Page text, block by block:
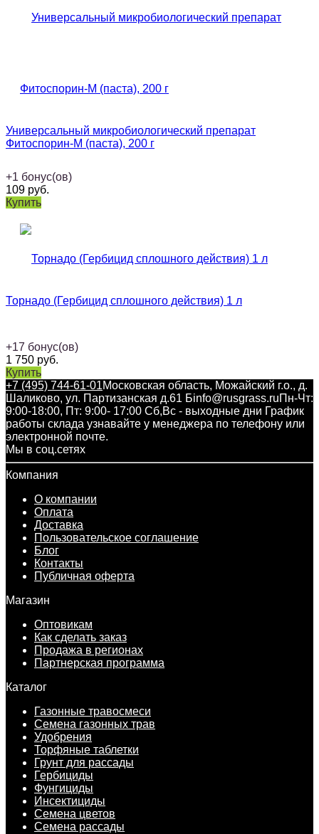
Универсальный микробиологический препарат
Фитоспорин-М (паста), 200 г
+1 бонус(ов)
109 руб.
Купить
Торнадо (Гербицид сплошного действия) 1 л
+17 бонус(ов)
1 750 руб.
Купить
+7 (495) 744-61-01Московская область, Можайский г.о., д.
Шаликово, ул. Партизанская д.61 Бinfo@rusgrass.ruПн-Чт:
9:00-18:00, Пт: 9:00- 17:00 Сб,Вс - выходные дни График
работы склада узнавайте у менеджера по телефону или
электронной почте.
Мы в соц.сетях
Компания
О компании
Оплата
Доставка
Пользовательское соглашение
Блог
Контакты
Публичная оферта
Магазин
Оптовикам
Как сделать заказ
Продажа в регионах
Партнерская программа
Каталог
Газонные травосмеси
Семена газонных трав
Удобрения
Торфяные таблетки
Грунт для рассады
Гербициды
Фунгициды
Инсектициды
Семена цветов
Семена рассады